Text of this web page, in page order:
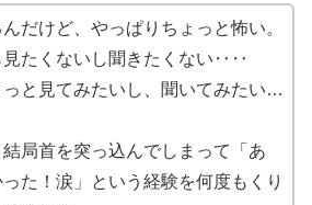
だけど、やっぱりちょっと怖い。
見たくないし聞きたくない‥‥
っと見てみたいし、聞いてみたい…
局首を突っ込んでしまって「あ
た！涙」という経験を何度もくり